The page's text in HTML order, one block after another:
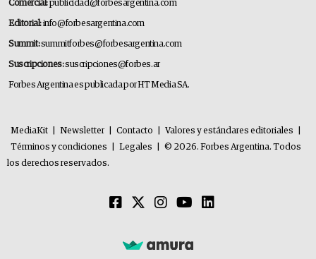
Comercial:publicidad@forbesargentina.com
Editorial:info@forbesargentina.com
Summit:summitforbes@forbesargentina.com
Suscripciones:suscripciones@forbes.ar
Forbes Argentina es publicada por HT Media SA.
MediaKit Newsletter Contacto Valores y estándares editoriales
Términos y condiciones
Legales
© 2026. Forbes Argentina. Todos
los derechos reservados.